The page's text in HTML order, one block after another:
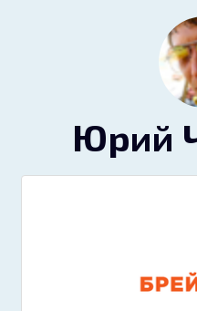
Юрий